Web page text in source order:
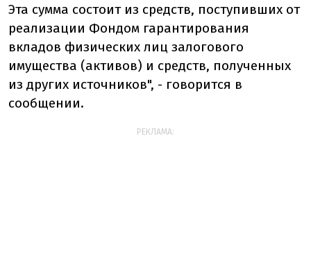
Эта сумма состоит из средств, поступивших от
реализации Фондом гарантирования
вкладов физических лиц залогового
имущества (активов) и средств, полученных
из других источников", - говорится в
сообщении.
РЕКЛАМА: